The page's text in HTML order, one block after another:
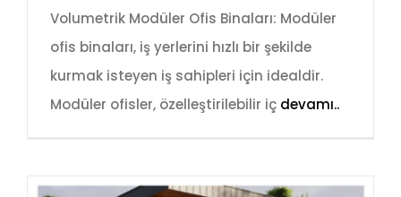
Volumetrik Modüler Ofis Binaları: Modüler
ofis binaları, iş yerlerini hızlı bir şekilde
kurmak isteyen iş sahipleri için idealdir.
Modüler ofisler, özelleştirilebilir iç devamı..